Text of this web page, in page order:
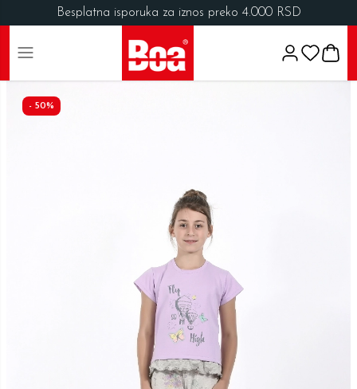
Besplatna isporuka za iznos preko 4.000 RSD
- 50%